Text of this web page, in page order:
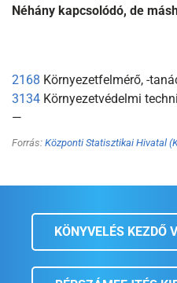
Néhány kapcsolódó, de
2168 Környezetfelmérő, -
3134 Környezetvédelmi
—
Forrás: Központi Statisztikai Hivatal
KÖNYVELÉS KEZDŐ